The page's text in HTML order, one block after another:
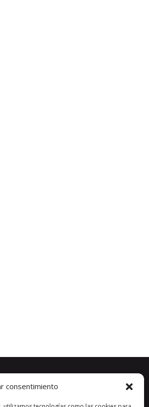
consentimiento